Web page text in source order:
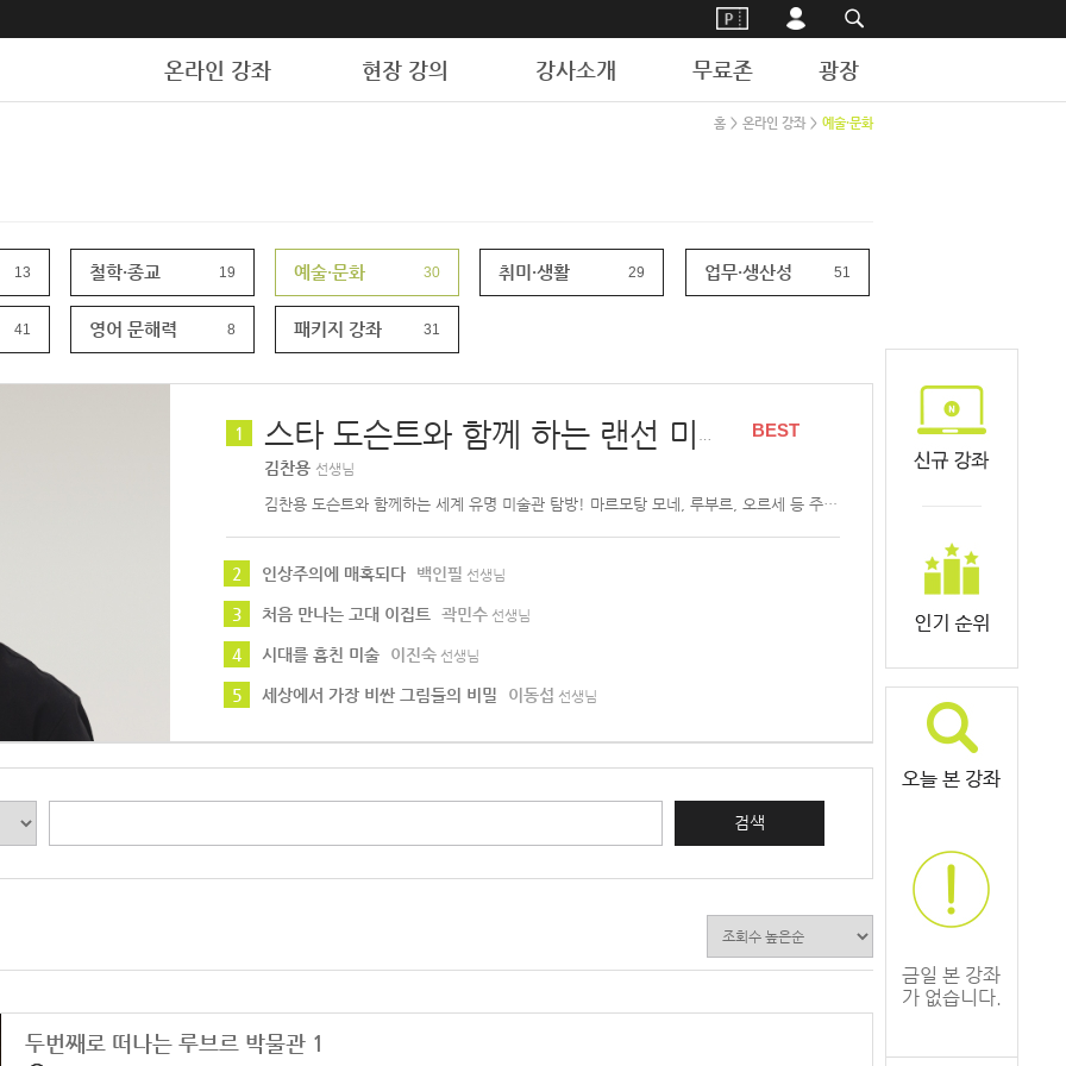
금일 본 강좌
가 없습니다.
온라인 강좌 현장 강의 강사소개 무료존 광장
홈 > 온라인 강좌 > 예술·문화
13 철학·종교 19 예술·문화 30 취미·생활 29 업무·생산성 51
41 영어 문해력 8 패키지 강좌 31
1 스타 도슨트와 함께 하는 랜선 미술관 투어
BEST
김찬용 선생님
김찬용 도슨트와 함께하는 세계 유명 미술관 탐방! 마르모탕 모네, 루부르, 오르세 등 주요 미술관을 둘러보며, 각 미술관의 특징과 주요 작품을 이해하고 감상하는 시간을 가져보세요.작품 해설과 함께 미술사를 배우며 예술적 감각을 높일 수 있는 기회입니다.
2 인상주의에 매혹되다 백인필 선생님
3 처음 만나는 고대 이집트 곽민수 선생님
4 시대를 훔친 미술 이진숙 선생님
5 세상에서 가장 비싼 그림들의 비밀 이동섭 선생님
검색
두번째로 떠나는 루브르 박물관 1